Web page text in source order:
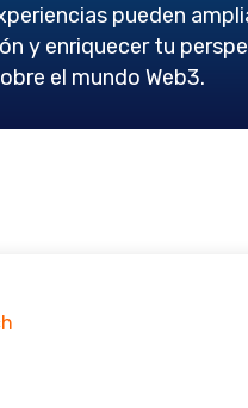
pueden
y enriquecer tu
el mundo Web3.